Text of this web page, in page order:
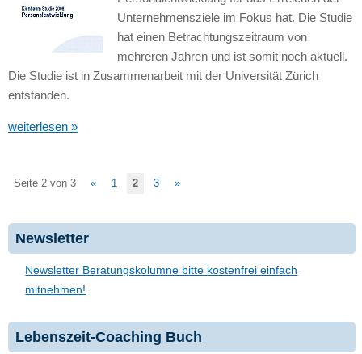
Unternehmensziele im Fokus hat. Die Studie
hat einen Betrachtungszeitraum von
mehreren Jahren und ist somit noch aktuell.
Die Studie ist in Zusammenarbeit mit der Universität Zürich
entstanden.
weiterlesen »
Seite 2 von 3 « 1 2 3 »
Newsletter
Newsletter Beratungskolumne bitte kostenfrei einfach
mitnehmen!
Lebenszeit-Coaching Buch